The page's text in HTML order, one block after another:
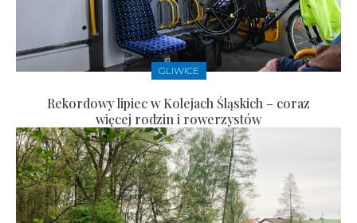
GLIWICE
Rekordowy lipiec w Kolejach Śląskich – coraz
więcej rodzin i rowerzystów